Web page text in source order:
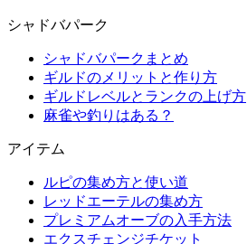
シャドバパーク
シャドバパークまとめ
ギルドのメリットと作り方
ギルドレベルとランクの上げ方
麻雀や釣りはある？
アイテム
ルピの集め方と使い道
レッドエーテルの集め方
プレミアムオーブの入手方法
エクスチェンジチケット